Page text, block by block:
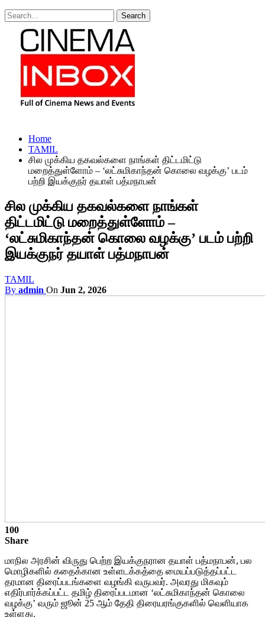
Home
TAMIL
சில முக்கிய தகவல்களை நாங்கள் திட்டமிட்டு
மறைத்துள்ளோம் – ‘லட்சுமிகாந்தன் கொலை வழக்கு’ படம்
பற்றி இயக்குநர் தயாள் பத்மநாபன்
சில முக்கிய தகவல்களை நாங்கள்
திட்டமிட்டு மறைத்துள்ளோம் –
‘லட்சுமிகாந்தன் கொலை வழக்கு’ படம் பற்றி
இயக்குநர் தயாள் பத்மநாபன்
TAMIL
By admin On Jun 2, 2026
100
Share
மாநில அரசின் விருது பெற்ற இயக்குநரான தயாள் பத்மநாபன், பல
மொழிகளில் கதைக்கான உள்ளடக்கத்தை மையப்படுத்தப்பட்ட
தரமான திரைப்படங்களை வழங்கி வருபவர். அவரது மிகவும்
எதிர்பார்க்கப்பட்ட தமிழ் திரைப்படமான ‘லட்சுமிகாந்தன் கொலை
வழக்கு’ வரும் ஜூன் 25 ஆம் தேதி திரையரங்குகளில் வெளியாக
உள்ளது.